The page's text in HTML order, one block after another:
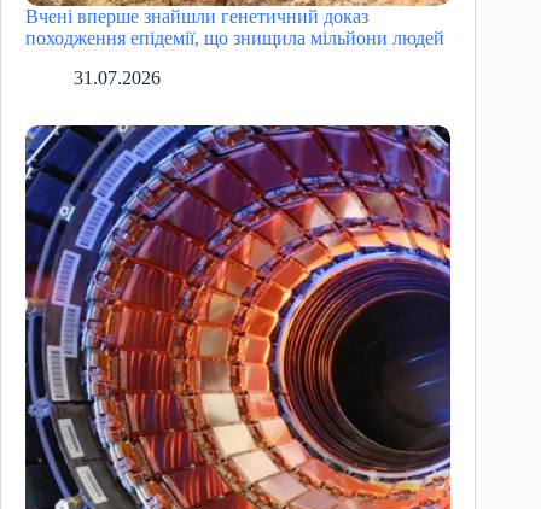
Вчені вперше знайшли генетичний доказ
походження епідемії, що знищила мільйони людей
31.07.2026